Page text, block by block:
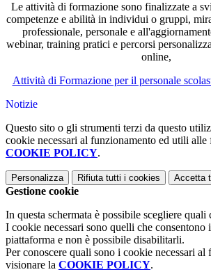
Le attività di formazione sono finalizzate a
competenze e abilità in individui o gruppi,
professionale, personale e
webinar, training pratici e percorsi
online,
Attività di Formazione per il personale
Notizie
Questo sito o gli strumenti terzi da questo
cookie necessari al funzionamento ed utili
COOKIE POLICY.
Personalizza Rifiuta tutti i cookies Accetta
Gestione cookie
In questa schermata è possibile scegliere quali
I cookie necessari sono quelli che consentono
piattaforma e non è possibile disabilitarli.
Per conoscere quali sono i cookie necessari al
visionare la COOKIE POLICY.